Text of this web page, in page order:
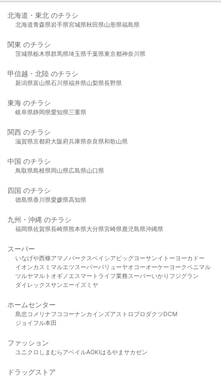
北海道・東北 のチラシ
北海道青森県岩手県宮城県秋田県山形県福島県
関東 のチラシ
茨城県栃木県群馬県埼玉県千葉県東京都神奈川県
甲信越・北陸 のチラシ
新潟県富山県石川県福井県山梨県長野県
東海 のチラシ
岐阜県静岡県愛知県三重県
関西 のチラシ
滋賀県京都府大阪府兵庫県奈良県和歌山県
中国 のチラシ
鳥取県島根県岡山県広島県山口県
四国 のチラシ
徳島県香川県愛媛県高知県
九州・沖縄 のチラシ
福岡県佐賀県長崎県熊本県大分県宮崎県鹿児島県沖縄県
スーパー
いなげや西條アマノパークスベイシア ビッグヨーサンイトーヨーカドー
イオンカスミ マルエツスーパーバリューヤオコーオーケー ヨークベニマル
ツルヤマルト オギノ エスマート ライフ業務スーパーいかり フジグラン
ダイレックスサンエーイズミヤ
ホームセンター
島忠 コメリ ナフコ コーナンカインズアストロプロダクツDCM
ジョイフル本田
ファッション
ユニクロ しまむら アベイルAOKIはるやま サカゼン
ドラッグストア